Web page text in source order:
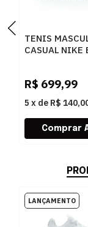
TENIS
CASUAL NIKE
R$ 699,99
5 x de R$